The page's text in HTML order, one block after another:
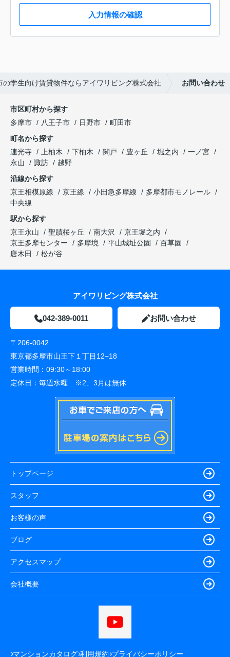
入力情報の確認
の学生向け賃貸物件ならアイワリビング株式会社 お問い合わせ
市区町村から探す
多摩市
八王子市 日野市
町田市
町名から探す
連光寺
上柚木 下柚木 関戸 豊ヶ丘 堀之内
一ノ宮
永山
諏訪
越野
沿線から探す
京王相模原線
京王線 小田急多摩線
多摩都市モノレール
中央線
駅から探す
京王永山
聖蹟桜ヶ丘 南大沢
京王堀之内
京王多摩センター
多摩境 平山城址公園
百草園
唐木田
松が谷
アイワリビング株式会社
042-389-0011 お問い合わせ
〒206-0042
東京都多摩市山王下１丁目12−18
営業時間： 09:30～18:00
定休日： 毎週水曜 ※2、3月は無休
トップページ
スタッフ
お客様の声
ブログ
アクセスマップ
会社概要
マンションカタログ 利用規約 プライバシーポリシー